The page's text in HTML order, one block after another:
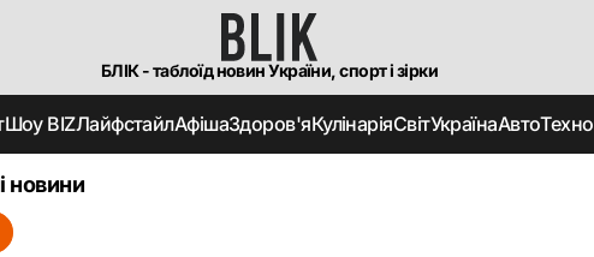
БЛІК - таблоїд новин України, спорт і зірки
Шоу BIZЛайфстайлАфішаЗдоров'яКулінаріяСвітУкраїнаАвтоТехно
новини